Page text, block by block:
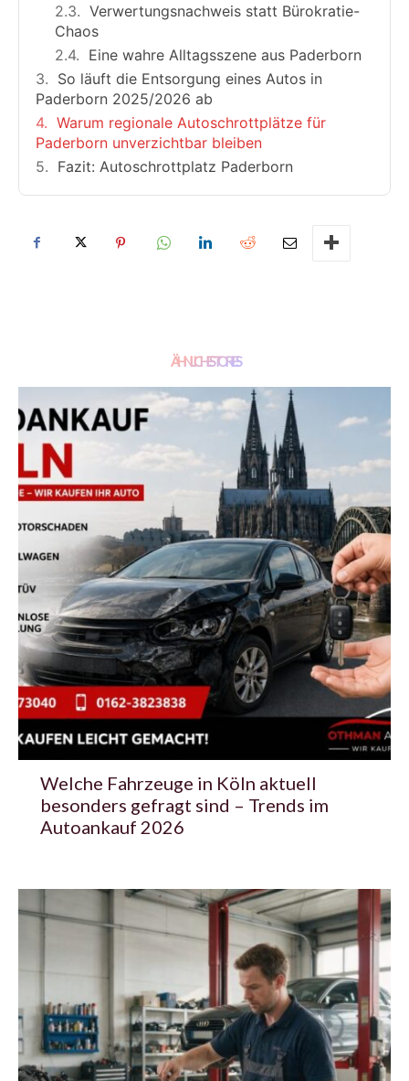
Verwertungsnachweis statt Bürokratie-
Chaos
Eine wahre Alltagsszene aus Paderborn
So läuft die Entsorgung eines Autos in
Paderborn 2025/2026 ab
Warum regionale Autoschrottplätze für
Paderborn unverzichtbar bleiben
Fazit: Autoschrottplatz Paderborn
ÄHNLICHE STORIES
Welche Fahrzeuge in Köln aktuell
besonders gefragt sind – Trends im
Autoankauf 2026